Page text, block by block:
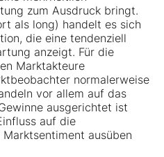
zum Ausdruck bringt.
als long) handelt es sich
die eine tendenziell
anzeigt. Für die
Marktakteure
normalerweise
vor allem auf das
ausgerichtet ist
auf die
ausüben